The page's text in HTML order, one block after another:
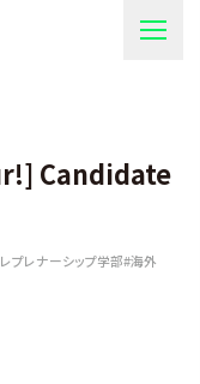
Candidate
プレナーシップ学部#海外